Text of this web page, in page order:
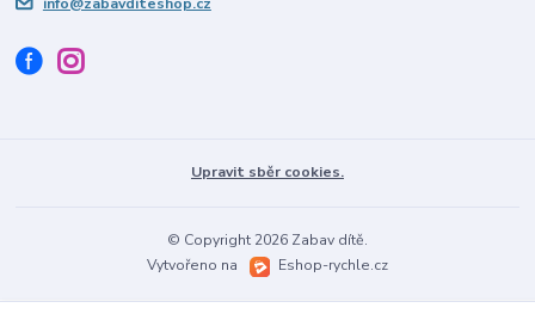
info@zabavditeshop.cz
Upravit sběr cookies.
© Copyright 2026 Zabav dítě.
Vytvořeno na
Eshop-rychle.cz